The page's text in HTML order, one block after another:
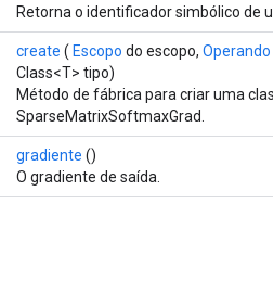
Retorna o identificador simbólico de
create ( Escopo do escopo, Operando
Class<T> tipo)
Método de fábrica para criar uma
SparseMatrixSoftmaxGrad.
gradiente ()
O gradiente de saída.